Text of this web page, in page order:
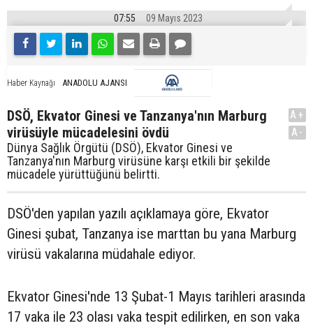
07:55 09 Mayıs 2023
Haber Kaynağı ANADOLU AJANSI
DSÖ, Ekvator Ginesi ve Tanzanya'nın Marburg
virüsüyle mücadelesini övdü
Dünya Sağlık Örgütü (DSÖ), Ekvator Ginesi ve
Tanzanya'nın Marburg virüsüne karşı etkili bir şekilde
mücadele yürüttüğünü belirtti.
A+
A-
DSÖ'den yapılan yazılı açıklamaya göre, Ekvator
Ginesi şubat, Tanzanya ise marttan bu yana Marburg
virüsü vakalarına müdahale ediyor.
Ekvator Ginesi'nde 13 Şubat-1 Mayıs tarihleri arasında
17 vaka ile 23 olası vaka tespit edilirken, en son vaka